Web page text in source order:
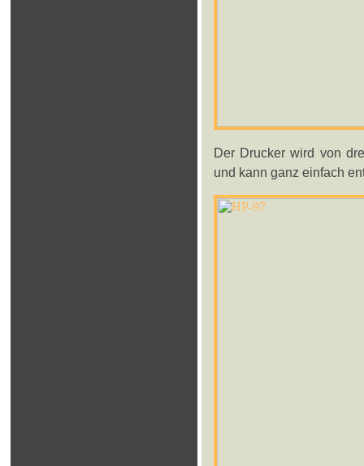
Der Drucker wird von
und kann ganz einfach